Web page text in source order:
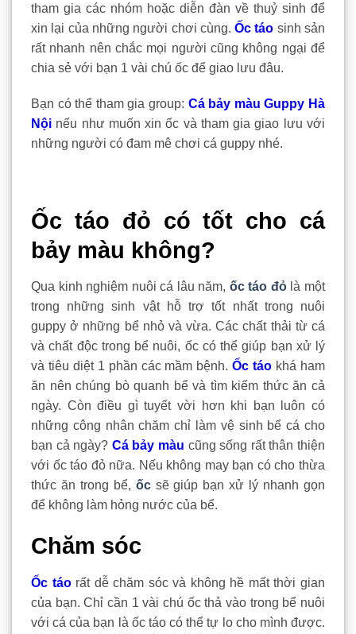
tham gia các nhóm hoặc diễn đàn về thuỷ sinh để
xin lại của những người chơi cùng.Ốc táo sinh sản
rất nhanh nên chắc mọi người cũng không ngại để
chia sẻ với bạn 1 vài chú ốc để giao lưu đâu.
Bạn có thể tham gia group: Cá bảy màu Guppy Hà
Nội nếu như muốn xin ốc và tham gia giao lưu với
những người có đam mê chơi cá guppy nhé.
Ốc táo đỏ có tốt cho cá
bảy màu không?
Qua kinh nghiệm nuôi cá lâu năm, ốc táo đỏlà một
trong những sinh vật hỗ trợ tốt nhất trong nuôi
guppy ở những bể nhỏ và vừa. Các chất thải từ cá
và chất độc trong bể nuôi, ốc có thể giúp bạn xử lý
và tiêu diệt 1 phần các mầm bệnh.Ốc táo khá ham
ăn nên chúng bò quanh bể và tìm kiếm thức ăn cả
ngày. Còn điều gì tuyết vời hơn khi bạn luôn có
những công nhân chăm chỉ làm vệ sinh bể cá cho
bạn cả ngày? Cá bảy màu cũng sống rất thân thiện
với ốc táo đỏ nữa. Nếu không may bạn có cho thừa
thức ăn trong bể, ốc sẽ giúp bạn xử lý nhanh gọn
để không làm hỏng nước của bể.
Chăm sóc
Ốc táorất dễ chăm sóc và không hề mất thời gian
của bạn. Chỉ cần 1 vài chú ốc thả vào trong bể nuôi
với cá của bạn là ốc táo có thể tự lo cho mình được.